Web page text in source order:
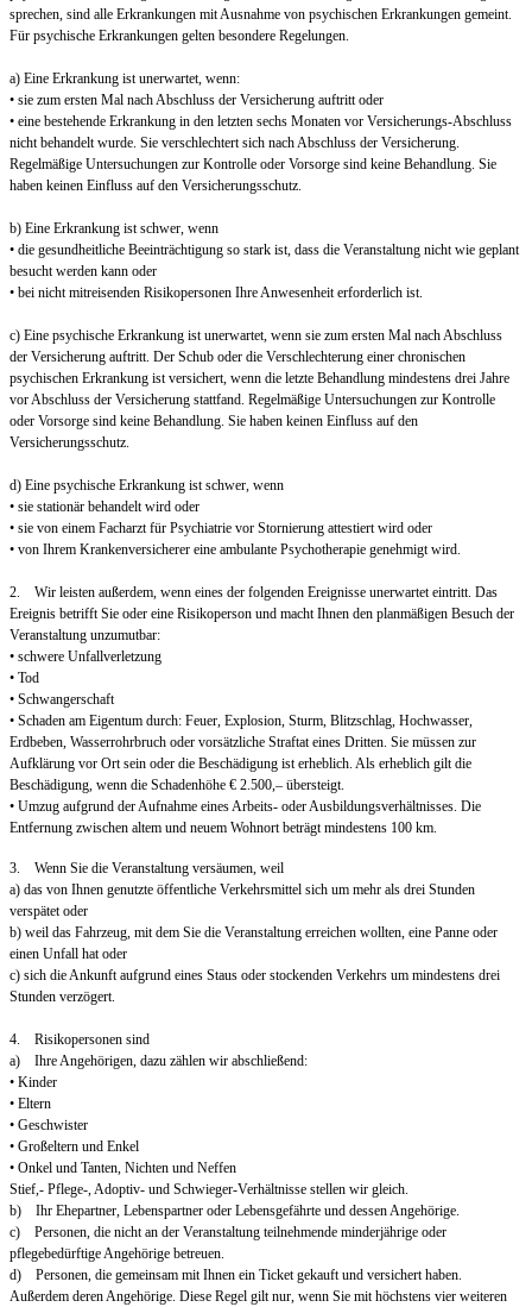
sprechen, sind alle Erkrankungen mit Ausnahme von psychischen Erkrankungen gemeint.
Für psychische Erkrankungen gelten besondere Regelungen.
a) Eine Erkrankung ist unerwartet, wenn:
• sie zum ersten Mal nach Abschluss der Versicherung auftritt oder
• eine bestehende Erkrankung in den letzten sechs Monaten vor Versicherungs-Abschluss
nicht behandelt wurde. Sie verschlechtert sich nach Abschluss der Versicherung.
Regelmäßige Untersuchungen zur Kontrolle oder Vorsorge sind keine Behandlung. Sie
haben keinen Einfluss auf den Versicherungsschutz.
b) Eine Erkrankung ist schwer, wenn
• die gesundheitliche Beeinträchtigung so stark ist, dass die Veranstaltung nicht wie geplant
besucht werden kann oder
• bei nicht mitreisenden Risikopersonen Ihre Anwesenheit erforderlich ist.
c) Eine psychische Erkrankung ist unerwartet, wenn sie zum ersten Mal nach Abschluss
der Versicherung auftritt. Der Schub oder die Verschlechterung einer chronischen
psychischen Erkrankung ist versichert, wenn die letzte Behandlung mindestens drei Jahre
vor Abschluss der Versicherung stattfand. Regelmäßige Untersuchungen zur Kontrolle
oder Vorsorge sind keine Behandlung. Sie haben keinen Einfluss auf den
Versicherungsschutz.
d) Eine psychische Erkrankung ist schwer, wenn
• sie stationär behandelt wird oder
• sie von einem Facharzt für Psychiatrie vor Stornierung attestiert wird oder
• von Ihrem Krankenversicherer eine ambulante Psychotherapie genehmigt wird.
2. Wir leisten außerdem, wenn eines der folgenden Ereignisse unerwartet eintritt. Das
Ereignis betrifft Sie oder eine Risikoperson und macht Ihnen den planmäßigen Besuch der
Veranstaltung unzumutbar:
• schwere Unfallverletzung
• Tod
• Schwangerschaft
• Schaden am Eigentum durch: Feuer, Explosion, Sturm, Blitzschlag, Hochwasser,
Erdbeben, Wasserrohrbruch oder vorsätzliche Straftat eines Dritten. Sie müssen zur
Aufklärung vor Ort sein oder die Beschädigung ist erheblich. Als erheblich gilt die
Beschädigung, wenn die Schadenhöhe € 2.500,– übersteigt.
• Umzug aufgrund der Aufnahme eines Arbeits- oder Ausbildungsverhältnisses. Die
Entfernung zwischen altem und neuem Wohnort beträgt mindestens 100 km.
3. Wenn Sie die Veranstaltung versäumen, weil
a) das von Ihnen genutzte öffentliche Verkehrsmittel sich um mehr als drei Stunden
verspätet oder
b) weil das Fahrzeug, mit dem Sie die Veranstaltung erreichen wollten, eine Panne oder
einen Unfall hat oder
c) sich die Ankunft aufgrund eines Staus oder stockenden Verkehrs um mindestens drei
Stunden verzögert.
4. Risikopersonen sind
a) Ihre Angehörigen, dazu zählen wir abschließend:
• Kinder
• Eltern
• Geschwister
• Großeltern und Enkel
• Onkel und Tanten, Nichten und Neffen
Stief,- Pflege-, Adoptiv- und Schwieger-Verhältnisse stellen wir gleich.
b) Ihr Ehepartner, Lebenspartner oder Lebensgefährte und dessen Angehörige.
c) Personen, die nicht an der Veranstaltung teilnehmende minderjährige oder
pflegebedürftige Angehörige betreuen.
d) Personen, die gemeinsam mit Ihnen ein Ticket gekauft und versichert haben.
Außerdem deren Angehörige. Diese Regel gilt nur, wenn Sie mit höchstens vier weiteren